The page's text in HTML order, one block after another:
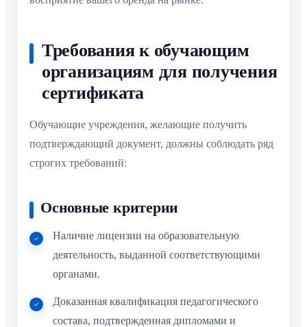
Требования к обучающим
организациям для получения
сертификата
Обучающие учреждения, желающие получить
подтверждающий документ, должны соблюдать ряд
строгих требований:
Основные критерии
Наличие лицензии на образовательную
деятельность, выданной соответствующими
органами.
Доказанная квалификация педагогического
состава, подтвержденная дипломами и